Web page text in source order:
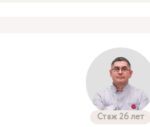
Стаж 26 лет